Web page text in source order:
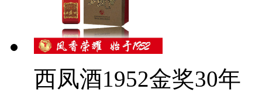
西凤酒1952金奖30年